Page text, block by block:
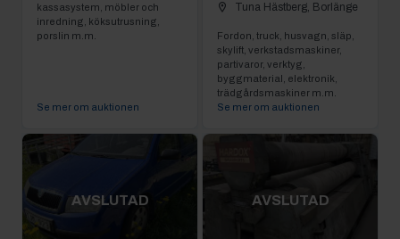
kassasystem, möbler och
inredning, köksutrusning,
porslin m.m.
Se mer om auktionen
Tuna Hästberg, Borlänge
Fordon, truck, husvagn, släp,
skylift, verkstadsmaskiner,
partivaror, verktyg,
byggmaterial, elektronik,
trädgårdsmaskiner m.m.
Se mer om auktionen
AVSLUTAD AVSLUTAD